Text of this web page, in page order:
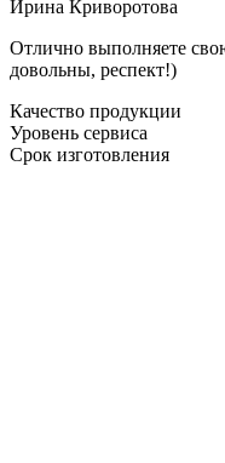
Ирина Криворотова
Отлично выполняете
довольны, респект!)
Качество продукции
Уровень сервиса
Срок изготовления